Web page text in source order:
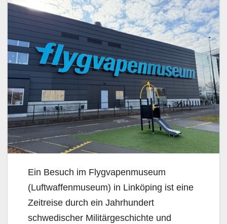
Ein Besuch im Flygvapenmuseum
(Luftwaffenmuseum) in Linköping ist eine
Zeitreise durch ein Jahrhundert
schwedischer Militärgeschichte und